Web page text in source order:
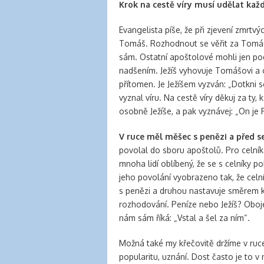
Krok na cestě víry musí udělat
Evangelista píše, že při zjevení
Tomáš. Rozhodnout se věřit za
sám. Ostatní apoštolové mohli jen
nadšením. Ježíš vyhovuje Tomášovi
přítomen. Je Ježíšem vyzván:
vyznal víru. Na cestě víry děkuj za ty,
osobně Ježíše, a pak vyznávej: „On je
V ruce měl měšec s penězi a před
povolal do sboru apoštolů. Pro
mnoha lidí oblíbený, že se s celníky
jeho povolání vyobrazeno tak, že
s penězi a druhou nastavuje směrem
rozhodování. Peníze nebo Ježíš?
nám sám říká: „Vstal a šel za ním“.
Možná také my křečovitě držíme v
popularitu, uznání. Dost často je to v